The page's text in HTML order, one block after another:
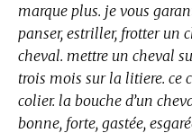
marque plus. je vous
panser, estriller, frotter un
cheval. mettre un cheval
trois mois sur la litiere. ce
colier. la bouche d’un
bonne, forte, gastée,